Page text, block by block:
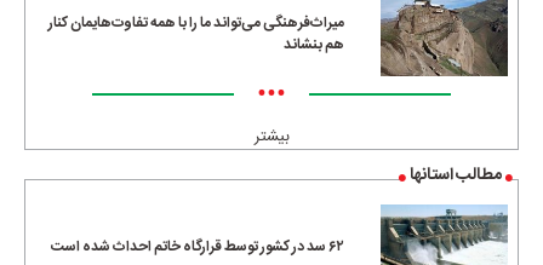
میراث‌فرهنگی می‌تواند ما را با همه تفاوت‌هایمان کنار
هم بنشاند
•••
بیشتر
مطالب استانها
۶۲ سد در کشور توسط قرارگاه خاتم احداث شده است